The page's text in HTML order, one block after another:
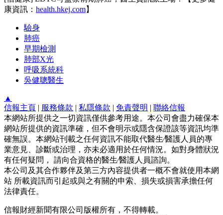
康資訊： health.hkej.com】
驗身
肺癌
早期檢測
肺部X光
呼吸系統科
吳健聰醫生
▲
信報主頁 | 服務條款 | 私隱條款 | 免責聲明 | 聯絡信報
本網站所提供之一切資訊僅供參考用途。本公司會盡力確保本
網站所提供的資訊準確，但不會明示或隱含保證該等資訊均準
確無誤。本網站刊載之任何資訊不能取代醫生∕醫護人員的專
業意見、診斷或治理，亦未必適用於任何情況。如對身體狀況
有任何疑問， 請向合資格的醫生∕醫護人員諮詢。
本公司及其合作夥伴及第三方內容提供者一概不會就使用本網
站 所載資訊而引起或與之有關的申索、損失或損害承擔任何
法律責任。
信報財經新聞有限公司版權所有，不得轉載。